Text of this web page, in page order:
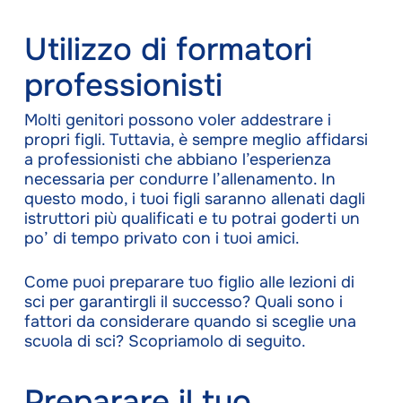
Utilizzo di formatori
professionisti
Molti genitori possono voler addestrare i
propri figli. Tuttavia, è sempre meglio affidarsi
a professionisti che abbiano l’esperienza
necessaria per condurre l’allenamento. In
questo modo, i tuoi figli saranno allenati dagli
istruttori più qualificati e tu potrai goderti un
po’ di tempo privato con i tuoi amici.
Come puoi preparare tuo figlio alle lezioni di
sci per garantirgli il successo? Quali sono i
fattori da considerare quando si sceglie una
scuola di sci? Scopriamolo di seguito.